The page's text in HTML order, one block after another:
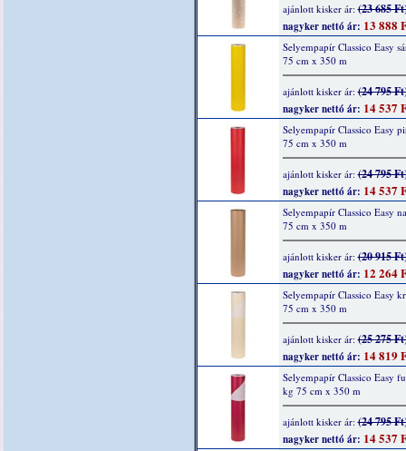
ajánlott kisker ár:(23 685
nagyker nettó ár: 13 888
Selyempapír Classico Easy
75 cm x 350 m
ajánlott kisker ár:(24 795
nagyker nettó ár: 14 537
Selyempapír Classico Easy
75 cm x 350 m
ajánlott kisker ár:(24 795
nagyker nettó ár: 14 537
Selyempapír Classico Easy
75 cm x 350 m
ajánlott kisker ár:(20 915
nagyker nettó ár: 12 264
Selyempapír Classico Easy
75 cm x 350 m
ajánlott kisker ár:(25 275
nagyker nettó ár: 14 819
Selyempapír Classico Easy
kg 75 cm x 350 m
ajánlott kisker ár:(24 795
nagyker nettó ár: 14 537